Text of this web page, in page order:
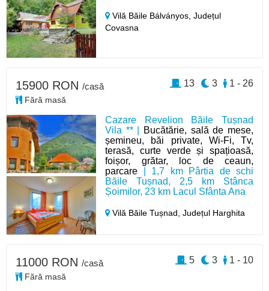
Vilă Băile Bálványos,Județul
Covasna
Cazare Revelion Băile Tușnad
Vila ** |
Bucătărie, sală de mese,
șemineu, băi private, Wi-Fi, Tv,
terasă, curte verde și spațioasă,
foișor, grătar, loc de ceaun,
parcare | 1,7 km Pârtia de schi
Băile Tușnad, 2,5 km Stânca
Șoimilor, 23 km Lacul Sfânta Ana
Vilă Băile Tușnad,Județul Harghita
15900 RON /casă
Fără masă
1 - 26
3
13
11000 RON /casă
Fără masă
1 - 10
3
5